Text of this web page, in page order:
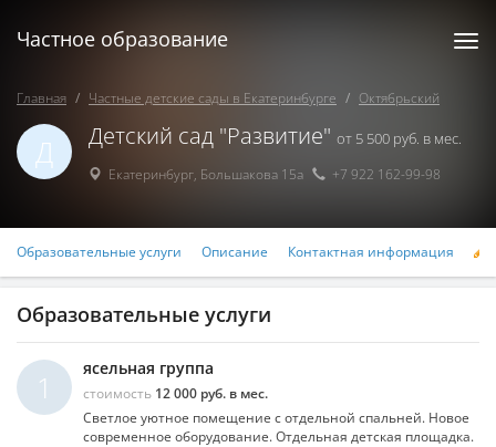
Частное образование
Главная Частные детские сады в Екатеринбурге Октябрьский
Д Детский сад "Развитие" от 5 500 руб. в мес.
Екатеринбург, Большакова 15а +7 922 162-99-98
Образовательные услуги Описание Контактная информация
Образовательные услуги
1
ясельная группа
стоимость 12 000 руб. в мес.
Светлое уютное помещение с отдельной спальней. Новое
современное оборудование. Отдельная детская площадка.